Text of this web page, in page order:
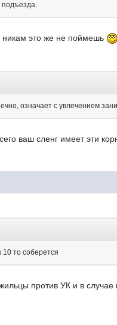
подъезда.
это же не поймешь
означает с увлечением
ваш сленг имеет эти
то соберется
против УК и в